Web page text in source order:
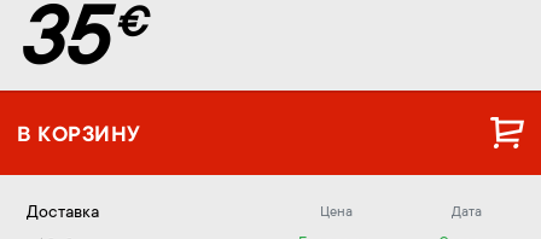
35€
В КОРЗИНУ
Доставка Цена Дата